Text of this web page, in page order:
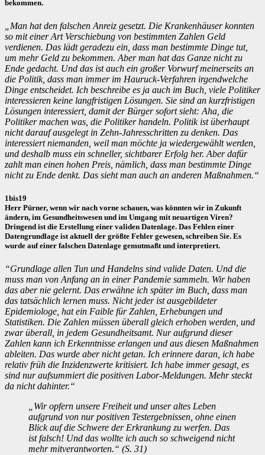
bekommen.
„Man hat den falschen Anreiz gesetzt. Die Krankenhäuser konnten
so mit einer Art Verschiebung von bestimmten Zahlen Geld
verdienen. Das lädt geradezu ein, dass man bestimmte Dinge tut,
um mehr Geld zu bekommen. Aber man hat das Ganze nicht zu
Ende gedacht. Und das ist auch ein großer Vorwurf meinerseits an
die Politik, dass man immer im Hauruck-Verfahren irgendwelche
Dinge entscheidet. Ich beschreibe es ja auch im Buch, viele Politiker
interessieren keine langfristigen Lösungen. Sie sind an kurzfristigen
Lösungen interessiert, damit der Bürger sofort sieht: Aha, die
Politiker machen was, die Politiker handeln. Politik ist überhaupt
nicht darauf ausgelegt in Zehn-Jahresschritten zu denken. Das
interessiert niemanden, weil man möchte ja wiedergewählt werden,
und deshalb muss ein schneller, sichtbarer Erfolg her. Aber dafür
zahlt man einen hohen Preis, nämlich, dass man bestimmte Dinge
nicht zu Ende denkt. Das sieht man auch an anderen Maßnahmen.“
1bis19
Herr Pürner, wenn wir nach vorne schauen, was könnten wir in Zukunft
ändern, im Gesundheitswesen und im Umgang mit neuartigen Viren?
Dringend ist die Erstellung einer validen Datenlage. Das Fehlen einer
Datengrundlage ist aktuell der größte Fehler gewesen, schreiben Sie. Es
wurde auf einer falschen Datenlage gemutmaßt und interpretiert.
“Grundlage allen Tun und Handelns sind valide Daten. Und die
muss man von Anfang an in einer Pandemie sammeln. Wir haben
das aber nie gelernt. Das erwähne ich später im Buch, dass man
das tatsächlich lernen muss. Nicht jeder ist ausgebildeter
Epidemiologe, hat ein Faible für Zahlen, Erhebungen und
Statistiken. Die Zahlen müssen überall gleich erhoben werden, und
zwar überall, in jedem Gesundheitsamt. Nur aufgrund dieser
Zahlen kann ich Erkenntnisse erlangen und aus diesen Maßnahmen
ableiten. Das wurde aber nicht getan. Ich erinnere daran, ich habe
relativ früh die Inzidenzwerte kritisiert. Ich habe immer gesagt, es
sind nur aufsummiert die positiven Labor-Meldungen. Mehr steckt
da nicht dahinter.“
„Wir opfern unsere Freiheit und unser altes Leben
aufgrund von nur positiven Testergebnissen, ohne einen
Blick auf die Schwere der Erkrankung zu werfen. Das
ist falsch! Und das wollte ich auch so schweigend nicht
mehr mitverantworten.“ (S. 31)